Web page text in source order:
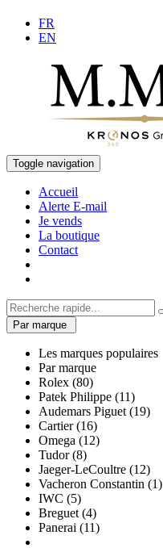
FR
EN
Toggle navigation
Accueil
Alerte E-mail
Je vends
La boutique
Contact
Par marque
Les marques populaires
Par marque
Rolex (80)
Patek Philippe (11)
Audemars Piguet (19)
Cartier (16)
Omega (12)
Tudor (8)
Jaeger-LeCoultre (12)
Vacheron Constantin (1)
IWC (5)
Breguet (4)
Panerai (11)